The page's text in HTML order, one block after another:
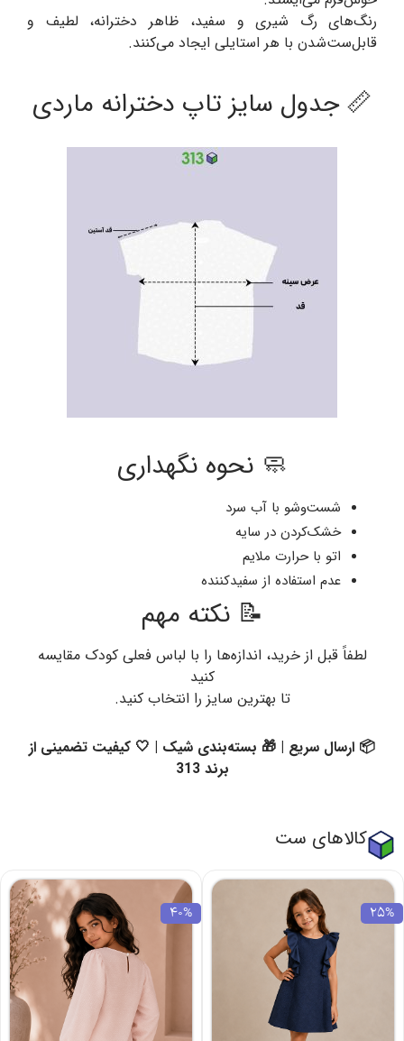
رنگ‌های رگ شیری و سفید، ظاهر دخترانه، لطیف و
قابل‌ست‌شدن با هر استایلی ایجاد می‌کنند.
📏 جدول سایز تاپ دخترانه ماردی
🧼 نحوه نگهداری
شست‌وشو با آب سرد
خشک‌کردن در سایه
اتو با حرارت ملایم
عدم استفاده از سفیدکننده
📝 نکته مهم
لطفاً قبل از خرید، اندازه‌ها را با لباس فعلی کودک مقایسه
کنید
تا بهترین سایز را انتخاب کنید.
📦 ارسال سریع | 🎁 بسته‌بندی شیک | 🤍 کیفیت تضمینی از
برند 313
کالاهای ست
25%
40%